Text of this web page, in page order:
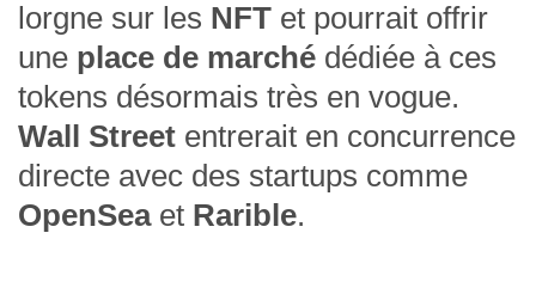
lorgne sur les NFT et pourrait offrir
une place de marché dédiée à ces
tokens désormais très en vogue.
Wall Street entrerait en concurrence
directe avec des startups comme
OpenSeaet Rarible.